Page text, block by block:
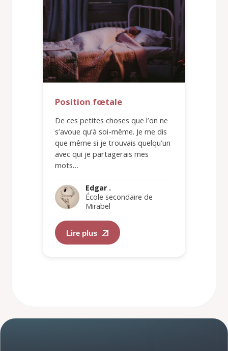
Position fœtale
De ces petites choses que l’on ne
s’avoue qu’à soi-même. Je me dis
que même si je trouvais quelqu’un
avec qui je partagerais mes
mots…
Edgar .
École secondaire de
Mirabel
Lire plus